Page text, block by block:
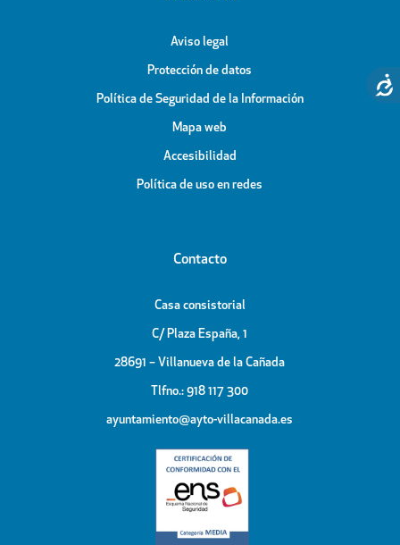
Aviso legal
Protección de datos
Política de Seguridad de la Información
Mapa web
Accesibilidad
Política de uso en redes
Contacto
Casa consistorial
C/ Plaza España, 1
28691 – Villanueva de la Cañada
Tlfno.: 918 117 300
ayuntamiento@ayto-villacanada.es